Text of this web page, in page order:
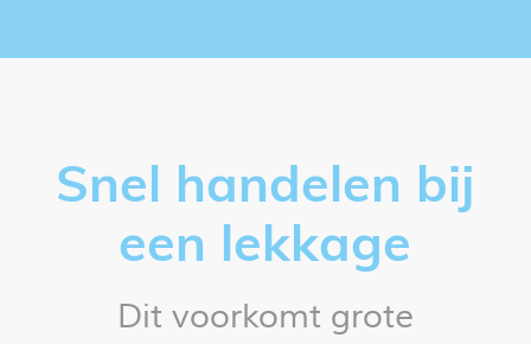
Snel handelen bij
een lekkage
Dit voorkomt grote